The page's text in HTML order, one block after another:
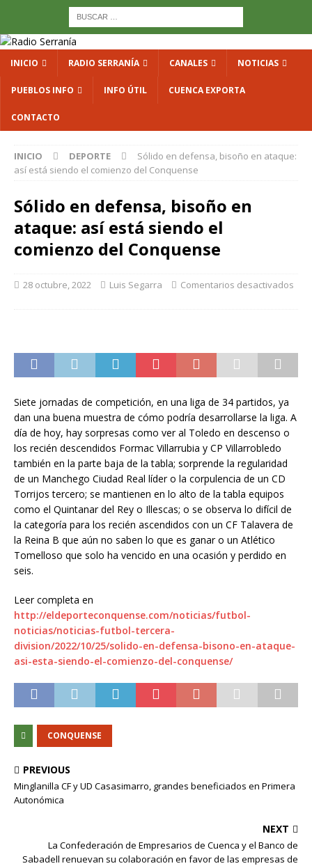
INICIO RADIO SERRANÍA CANALES NOTICIAS
PUEBLOS INFO INFO ÚTIL CUENCA EXPORTA
CONTACTO
INICIO DEPORTE
Sólido en defensa, bisoño en ataque:
así está siendo el comienzo del Conquense
Sólido en defensa, bisoño en
ataque: así está siendo el
comienzo del Conquense
28 octubre, 2022 Luis Segarra Comentarios desactivados
Siete jornadas de competición, en una liga de 34 partidos, ya
dan una buena muestra de cómo podría desarrollarse la liga. A
día de hoy, hay sorpresas como ver al Toledo en descenso o
los recién descendidos Formac Villarrubia y CP Villarrobledo
también en la parte baja de la tabla; sorprende la regularidad
de un Manchego Ciudad Real líder o la corpulencia de un CD
Torrijos tercero; se mantienen en lo alto de la tabla equipos
como el Quintanar del Rey o Illescas; o se observa lo difícil de
la categoría para los recién ascendidos con un CF Talavera de
la Reina B que aún no saben lo que es ganar o un Atlético
Tomelloso que solo ha vencido en una ocasión y perdido en
seis.
Leer completa en
http://eldeporteconquense.com/noticias/futbol-
noticias/noticias-futbol-tercera-
division/2022/10/25/solido-en-defensa-bisono-en-ataque-
asi-esta-siendo-el-comienzo-del-conquense/
CONQUENSE
PREVIOUS
Minglanilla CF y UD Casasimarro, grandes beneficiados en Primera
Autonómica
NEXT
La Confederación de Empresarios de Cuenca y el Banco de
Sabadell renuevan su colaboración en favor de las empresas de